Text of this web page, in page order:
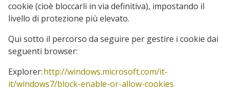
cookie (cioè bloccarli in via definitiva), impostando il
livello di protezione più elevato.
Qui sotto il percorso da seguire per gestire i cookie dai
seguenti browser:
Explorer:http://windows.microsoft.com/it-
it/windows7/block-enable-or-allow-cookies